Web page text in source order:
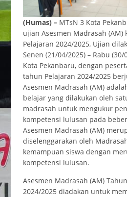
(Humas) – MTsN 3 Kota
ujian Asesmen Madrasah (AM)
Pelajaran 2024/2025, Ujian
Senen (21/04/2025) – Rabu
Kota Pekanbaru, dengan
tahun Pelajaran 2024/2025
Asesmen Madrasah (AM)
belajar yang dilakukan oleh
madrasah untuk mengukur
kompetensi lulusan pada
Asesmen Madrasah (AM)
diselenggarakan oleh
kemampuan siswa dengan
kompetensi lulusan.
Asesmen Madrasah (AM)
2024/2025 diadakan untuk